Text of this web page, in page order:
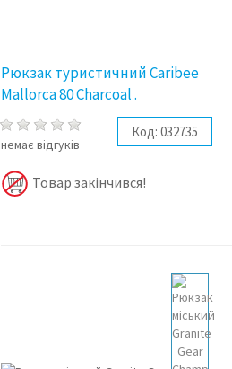
Рюкзак туристичний Caribee
Mallorca 80 Charcoal .
немає відгуків
Код: 032735
Товар закінчився!